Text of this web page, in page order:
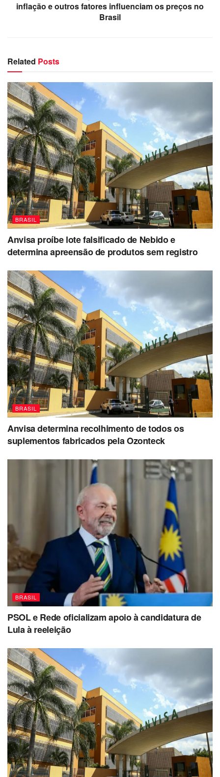
inflação e outros fatores influenciam os preços no
Brasil
Related Posts
BRASIL
Anvisa proíbe lote falsificado de Nebido e
determina apreensão de produtos sem registro
BRASIL
Anvisa determina recolhimento de todos os
suplementos fabricados pela Ozonteck
BRASIL
PSOL e Rede oficializam apoio à candidatura de
Lula à reeleição